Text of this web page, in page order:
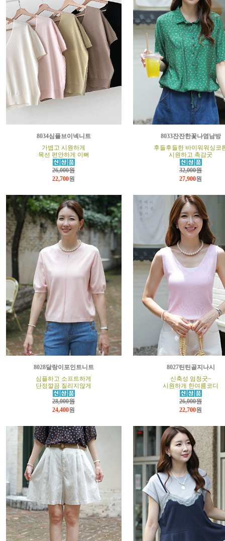
8034심플브이넥니트
가볍고 시원하게
목선 편안하게 이뻐
26,000원
22,700원
8033잔잔한꽃나염남방
후들후들한 바이워워싱코
시원하고 촉감굿
32,000원
27,900원
8028달랑이포인트니트
심플하고 소프트하게
단정깔끔 질리지않게
28,000원
24,400원
8027틴틴골지나시
신축성 엄청굿~
시원하게 한여름코디
26,000원
22,700원